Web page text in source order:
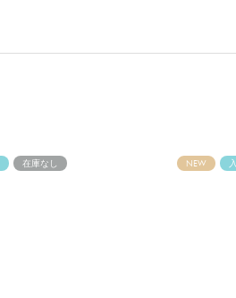
在庫なし NEW